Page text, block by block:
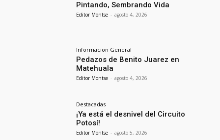
Pintando, Sembrando Vida
Editor Montse - agosto 4, 2026
Informacion General
Pedazos de Benito Juarez en
Matehuala
Editor Montse - agosto 4, 2026
Destacadas
¡Ya está el desnivel del Circuito
Potosí!
Editor Montse - agosto 5, 2026